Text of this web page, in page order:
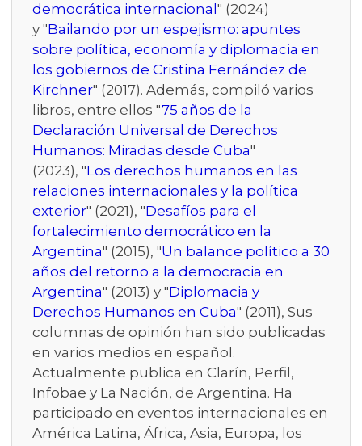
democrática internacional " (2024)
y "Bailando por un espejismo: apuntes
sobre política, economía y diplomacia en
los gobiernos de Cristina Fernández de
Kirchner" (2017). Además, compiló varios
libros, entre ellos "75 años de la
Declaración Universal de Derechos
Humanos: Miradas desde Cuba"
(2023), "Los derechos humanos en las
relaciones internacionales y la política
exterior" (2021), "Desafíos para el
fortalecimiento democrático en la
Argentina" (2015), "Un balance político a 30
años del retorno a la democracia en
Argentina" (2013) y "Diplomacia y
Derechos Humanos en Cuba" (2011), Sus
columnas de opinión han sido publicadas
en varios medios en español.
Actualmente publica en Clarín, Perfil,
Infobae y La Nación, de Argentina. Ha
participado en eventos internacionales en
América Latina, África, Asia, Europa, los